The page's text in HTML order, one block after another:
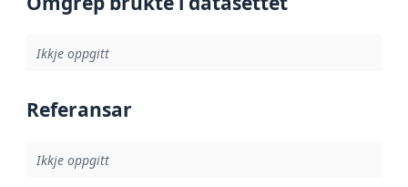
Ikkje oppgitt
Referansar
Ikkje oppgitt